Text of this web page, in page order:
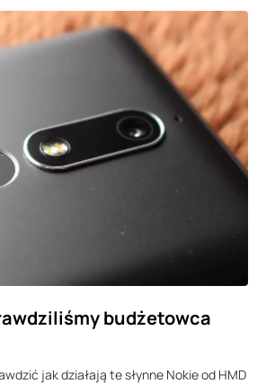
budżetowca
jak działają te słynne Nokie od HMD